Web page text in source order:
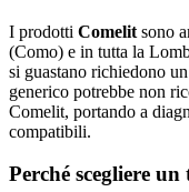
I prodotti Comelit sono
(Como) e in tutta la
si guastano richiedono
generico potrebbe non
Comelit, portando a
compatibili.
Perché scegliere